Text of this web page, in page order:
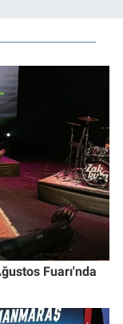
Fuarı'nda